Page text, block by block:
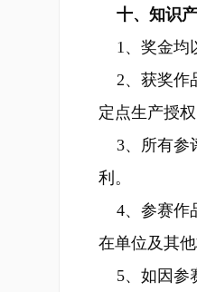
十、知识
1、奖金均
2、获奖作
定点生产授权
3、所有参
利。
4、参赛作
在单位及其
5、如因参